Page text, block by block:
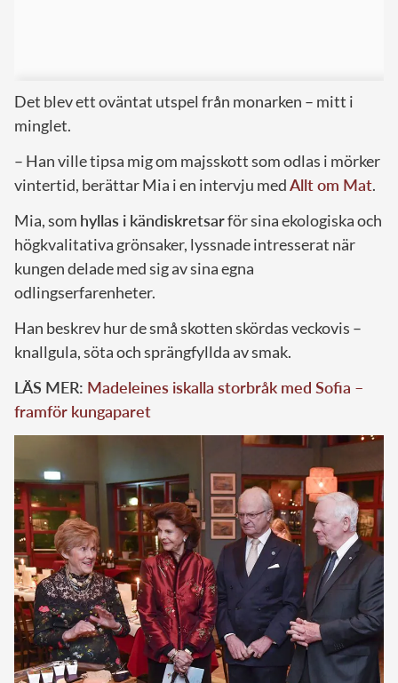
Det blev ett oväntat utspel från monarken – mitt i
minglet.
– Han ville tipsa mig om majsskott som odlas i mörker
vintertid, berättar Mia i en intervju medAllt om Mat.
Mia, som hyllas i kändiskretsarför sina ekologiska och
högkvalitativa grönsaker, lyssnade intresserat när
kungen delade med sig av sina egna
odlingserfarenheter.
Han beskrev hur de små skotten skördas veckovis –
knallgula, söta och sprängfyllda av smak.
LÄS MER: Madeleines iskalla storbråk med Sofia –
framför kungaparet